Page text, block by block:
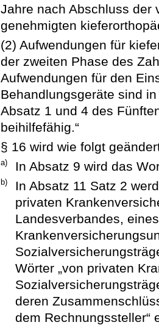
Jahre nach Abschluss der
genehmigten
(2) Aufwendungen für
der zweiten Phase des
Aufwendungen für den
Behandlungsgeräte sind
Absatz 1 und 4 des
beihilfefähig.“
§ 16 wird wie folgt
a) In Absatz 9 wird das
b)
In Absatz 11 Satz 2
privaten
Landesverbandes,
Wörter „von privaten
deren
dem Rechnungssteller“